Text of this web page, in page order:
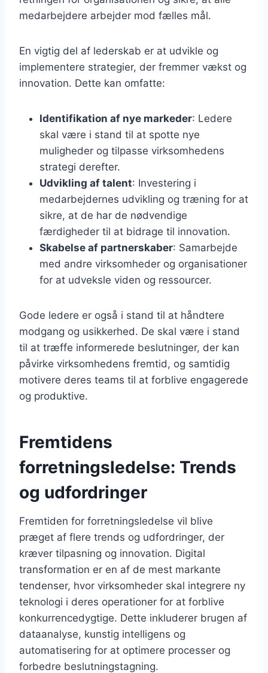
medarbejdere arbejder mod fælles mål.
En vigtig del af lederskab er at udvikle og
implementere strategier, der fremmer vækst og
innovation. Dette kan omfatte:
Identifikation af nye markeder: Ledere
skal være i stand til at spotte nye
muligheder og tilpasse virksomhedens
strategi derefter.
Udvikling af talent: Investering i
medarbejdernes udvikling og træning for at
sikre, at de har de nødvendige
færdigheder til at bidrage til innovation.
Skabelse af partnerskaber: Samarbejde
med andre virksomheder og organisationer
for at udveksle viden og ressourcer.
Gode ledere er også i stand til at håndtere
modgang og usikkerhed. De skal være i stand
til at træffe informerede beslutninger, der kan
påvirke virksomhedens fremtid, og samtidig
motivere deres teams til at forblive engagerede
og produktive.
Fremtidens
forretningsledelse: Trends
og udfordringer
Fremtiden for forretningsledelse vil blive
præget af flere trends og udfordringer, der
kræver tilpasning og innovation. Digital
transformation er en af de mest markante
tendenser, hvor virksomheder skal integrere ny
teknologi i deres operationer for at forblive
konkurrencedygtige. Dette inkluderer brugen af
dataanalyse, kunstig intelligens og
automatisering for at optimere processer og
forbedre beslutningstagning.